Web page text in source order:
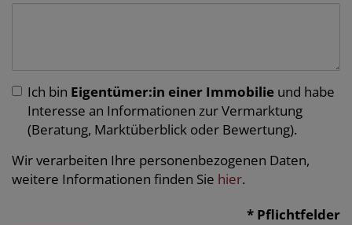
Ich bin Eigentümer:in einer Immobilie und habe
Interesse an Informationen zur Vermarktung
(Beratung, Marktüberblick oder Bewertung).
Wir verarbeiten Ihre personenbezogenen Daten,
weitere Informationen finden Sie hier.
* Pflichtfelder